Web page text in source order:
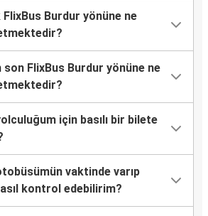
FlixBus Burdur yönüne ne
son FlixBus Burdur yönüne ne
için basılı bir bilete
vaktinde varıp
kontrol edebilirim?